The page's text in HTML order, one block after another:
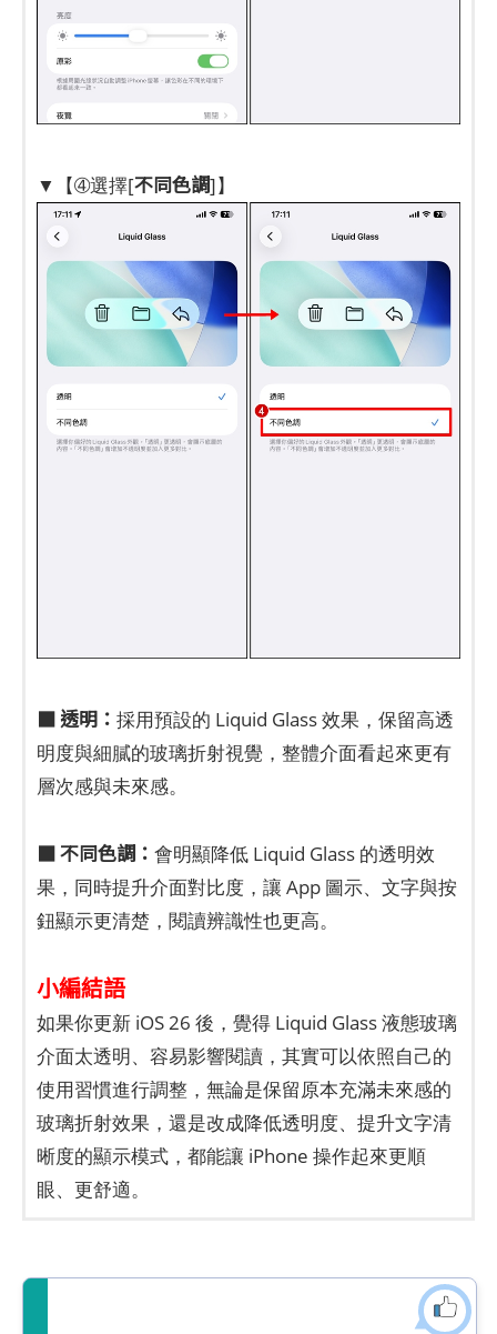
▼【➃選擇[不同色調]】
■ 透明： 採用預設的 Liquid Glass 效果，保留高透
明度與細膩的玻璃折射視覺，整體介面看起來更有
層次感與未來感。
■ 不同色調： 會明顯降低 Liquid Glass 的透明效
果，同時提升介面對比度，讓 App 圖示、文字與按
鈕顯示更清楚，閱讀辨識性也更高。
小編結語
如果你更新 iOS 26 後，覺得 Liquid Glass 液態玻璃
介面太透明、容易影響閱讀，其實可以依照自己的
使用習慣進行調整，無論是保留原本充滿未來感的
玻璃折射效果，還是改成降低透明度、提升文字清
晰度的顯示模式，都能讓 iPhone 操作起來更順
眼、更舒適。